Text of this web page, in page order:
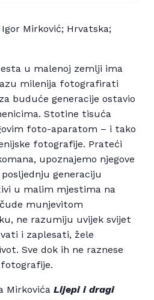
Igor Mirković; Hrvatska;
u malenoj zemlji ima
milenija fotografirati
buduće generacije ostavio
Stotine tisuća
foto-aparatom – i tako
fotografije. Prateći
upoznajemo njegove
generaciju
u malim mjestima na
munjevitom
ne razumiju uvijek svijet
i zaplesati, žele
Sve dok ih ne raznese
Mirkovića Lijepi i dragi